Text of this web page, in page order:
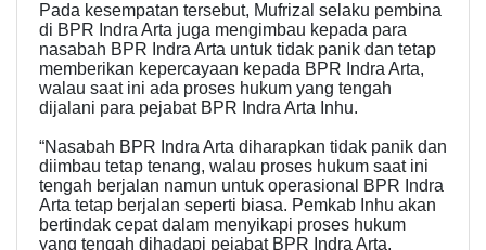
Pada kesempatan tersebut, Mufrizal selaku pembina
di BPR Indra Arta juga mengimbau kepada para
nasabah BPR Indra Arta untuk tidak panik dan tetap
memberikan kepercayaan kepada BPR Indra Arta,
walau saat ini ada proses hukum yang tengah
dijalani para pejabat BPR Indra Arta Inhu.
“Nasabah BPR Indra Arta diharapkan tidak panik dan
diimbau tetap tenang, walau proses hukum saat ini
tengah berjalan namun untuk operasional BPR Indra
Arta tetap berjalan seperti biasa. Pemkab Inhu akan
bertindak cepat dalam menyikapi proses hukum
yang tengah dihadapi pejabat BPR Indra Arta,